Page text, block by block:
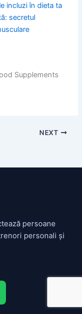
incluzi în dieta ta
secretul
Supplements
NEXT
persoane
personali și